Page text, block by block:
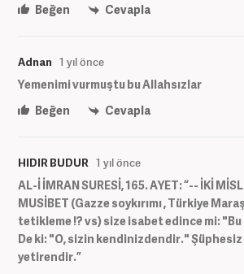
Beğen
Cevapla
Adnan 1 yıl önce
Yemenimi vurmuştu bu Allahsızlar
Beğen
Cevapla
HIDIR BUDUR 1 yıl önce
AL-İ İMRAN SURESİ, 165. AYET: “-- İKİ
MUSİBET (Gazze soykırımı , Türkiye
tetikleme !? vs) size isabet edince mi:
De ki: "O, sizin kendinizdendir."
yetirendir.”